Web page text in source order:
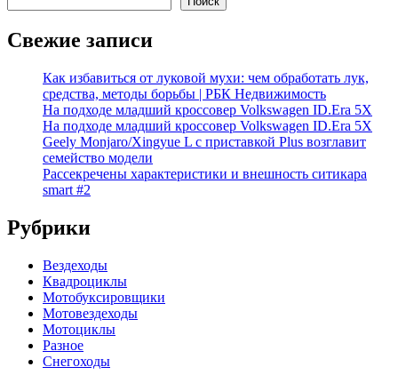
Свежие записи
Как избавиться от луковой мухи: чем обработать лук,
средства, методы борьбы | РБК Недвижимость
На подходе младший кроссовер Volkswagen ID.Era 5X
На подходе младший кроссовер Volkswagen ID.Era 5X
Geely Monjaro/Xingyue L с приставкой Plus возглавит
семейство модели
Рассекречены характеристики и внешность ситикара
smart #2
Рубрики
Вездеходы
Квадроциклы
Мотобуксировщики
Мотовездеходы
Мотоциклы
Разное
Снегоходы